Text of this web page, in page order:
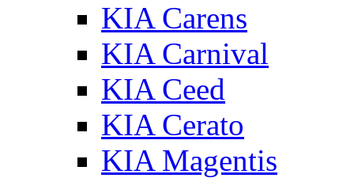
KIA Carens
KIA Carnival
KIA Ceed
KIA Cerato
KIA Magentis